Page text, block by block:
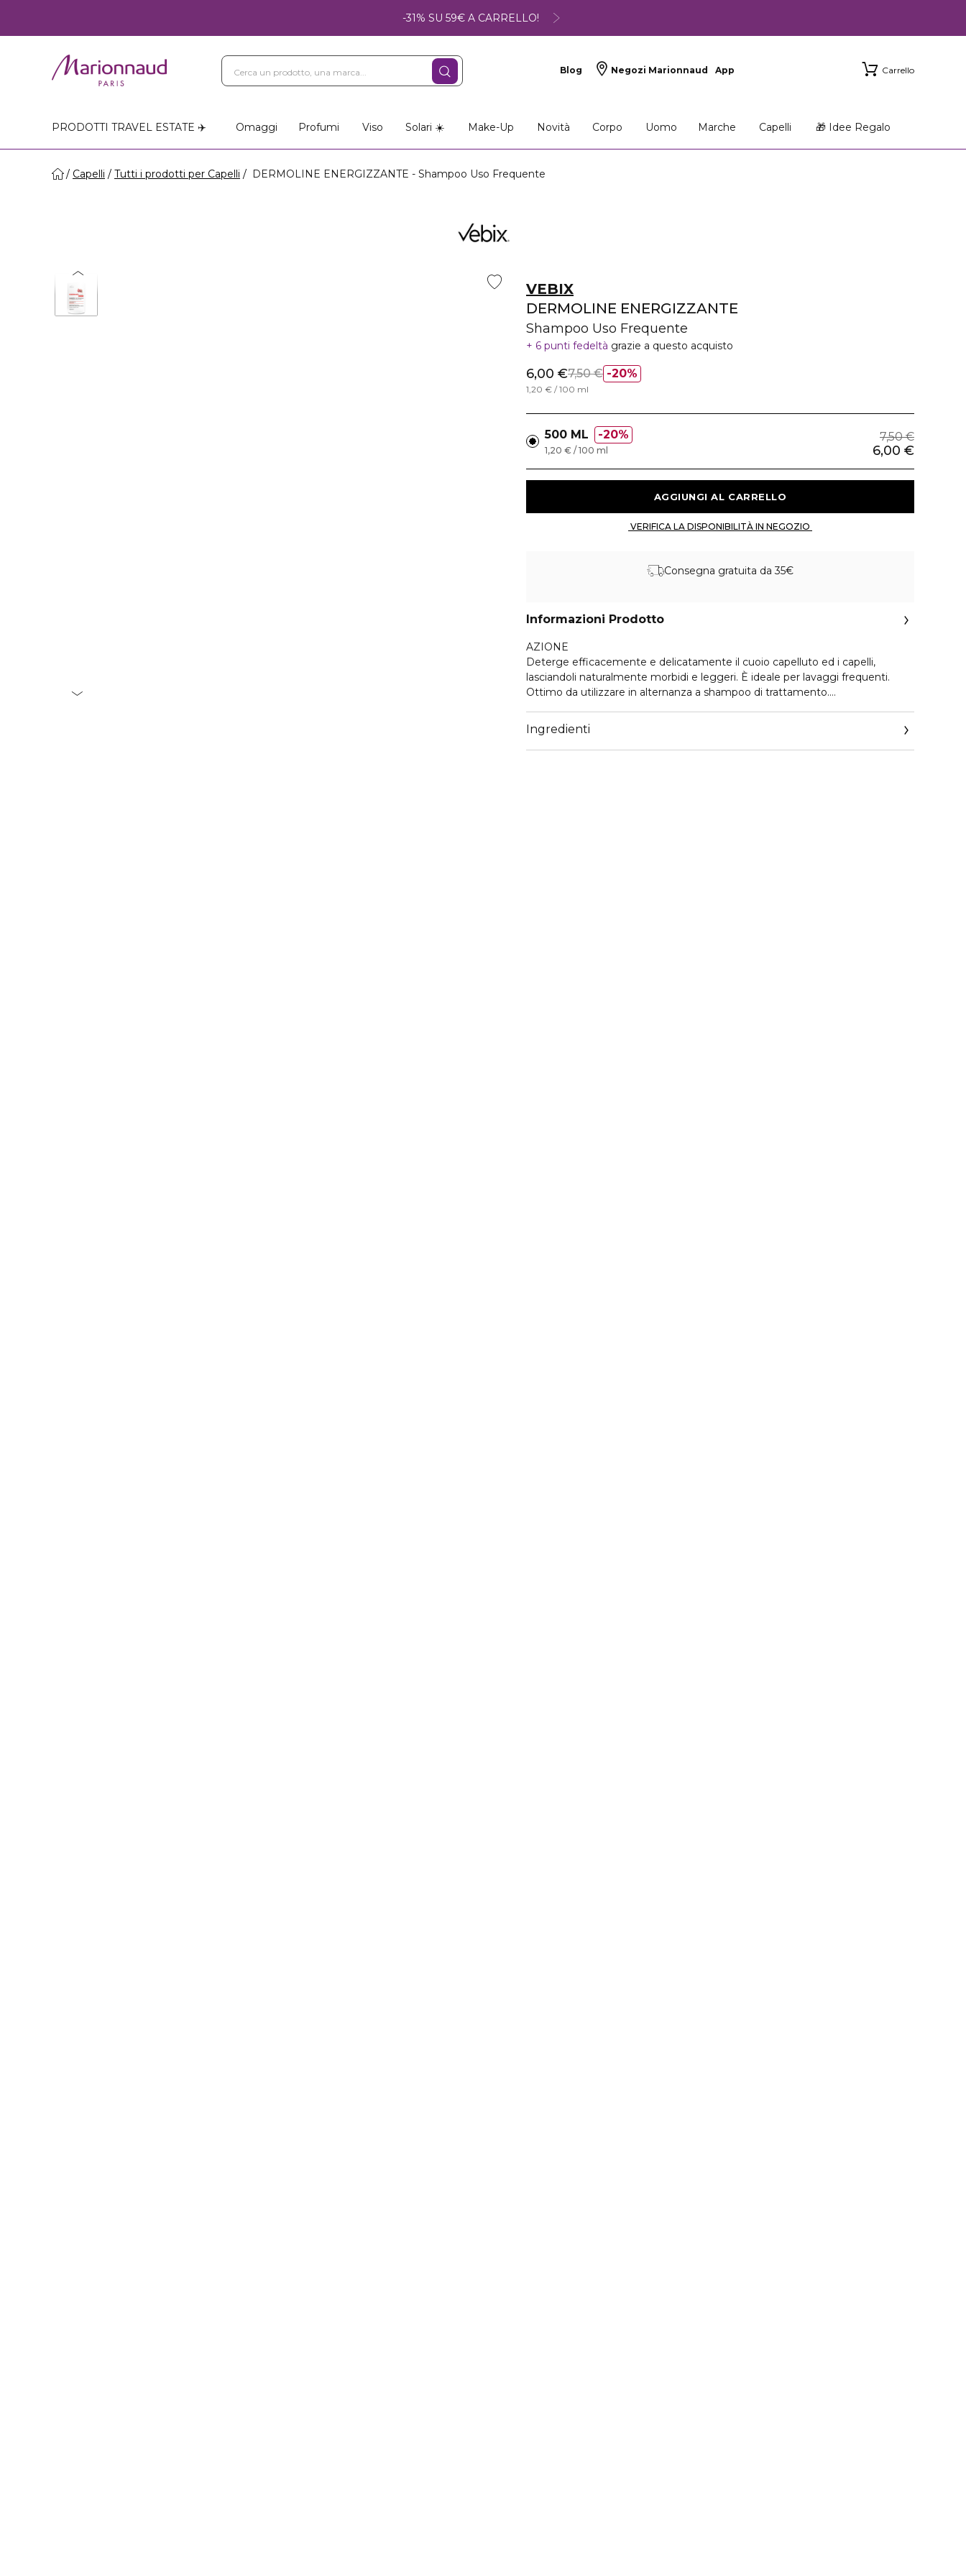
-31% SU 59€ A CARRELLO!
Blog Negozi Marionnaud App Carrello
PRODOTTI TRAVEL ESTATE ✈️ Omaggi Profumi Viso Solari ☀️ Make-Up Novità Corpo Uomo Marche Capelli 🎁 Idee Regalo
Capelli Tutti i prodotti per Capelli DERMOLINE ENERGIZZANTE - Shampoo Uso Frequente
VEBIX
DERMOLINE ENERGIZZANTE
Shampoo Uso Frequente
6 punti fedeltà grazie a questo acquisto
20%
6,00 €7,50 €
1,20 € / 100 ml
500 ML 20% 7,50 €
6,00 €
1,20 € / 100 ml
Consegna gratuita da 35€
Informazioni Prodotto
AZIONE
Deterge efficacemente e delicatamente il cuoio capelluto ed i capelli,
lasciandoli naturalmente morbidi e leggeri. È ideale per lavaggi frequenti.
Ottimo da utilizzare in alternanza a shampoo di trattamento.
91% ingredienti di origine naturale.
Dermatologicamente testato.
Testato a Nichel, Cromo, Cobalto e Mercurio.
Ingredienti